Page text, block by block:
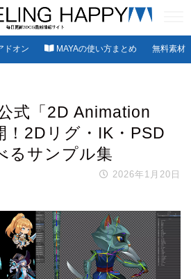
ドオン MAYAの使い方まとめ 無料素材
式「2D Animation
！2Dリグ・IK・PSD
るサンプル集
2026年1月20日